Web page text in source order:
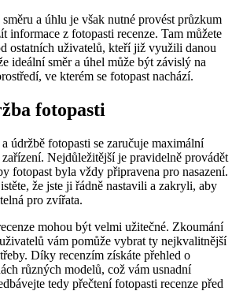
a úhlu je však nutné provést průzkum
informace z fotopasti recenze. Tam můžete
ostatních uživatelů, kteří již využili danou
ideální směr a úhel může být závislý na
ve kterém se fotopast nachází.
fotopasti
údržbě fotopasti se zaručuje maximální
Nejdůležitější je pravidelně provádět
fotopast byla vždy připravena pro nasazení.
že jste ji řádně nastavili a zakryli, aby
pro zvířata.
mohou být velmi užitečné. Zkoumání
vám pomůže vybrat ty nejkvalitnější
Díky recenzím získáte přehled o
různých modelů, což vám usnadní
tedy přečtení fotopasti recenze před